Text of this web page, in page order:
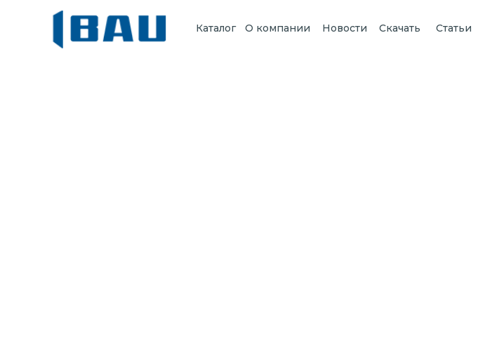
Каталог О компании Новости Статьи
Скачать